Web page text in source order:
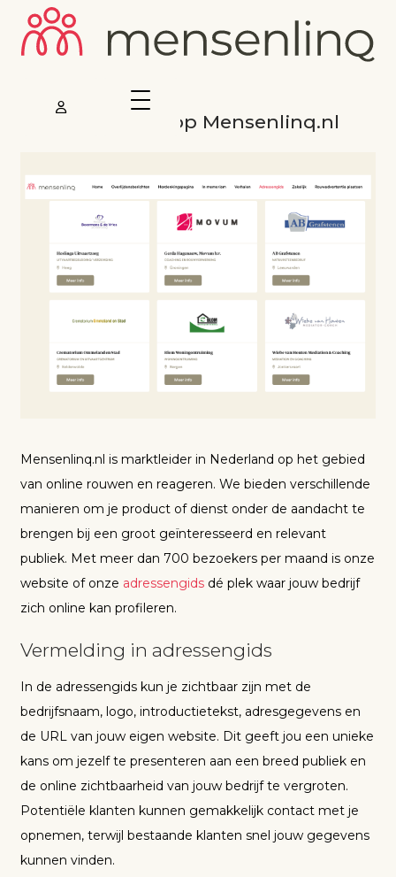
Adverteren op Mensenlinq.nl
Mensenlinq.nl is marktleider in Nederland op het gebied
van online rouwen en reageren. We bieden verschillende
manieren om je product of dienst onder de aandacht te
brengen bij een groot geïnteresseerd en relevant
publiek. Met meer dan 700 bezoekers per maand is onze
website of onze adressengids dé plek waar jouw bedrijf
zich online kan profileren.
Vermelding in adressengids
In de adressengids kun je zichtbaar zijn met de
bedrijfsnaam, logo, introductietekst, adresgegevens en
de URL van jouw eigen website. Dit geeft jou een unieke
kans om jezelf te presenteren aan een breed publiek en
de online zichtbaarheid van jouw bedrijf te vergroten.
Potentiële klanten kunnen gemakkelijk contact met je
opnemen, terwijl bestaande klanten snel jouw gegevens
kunnen vinden.